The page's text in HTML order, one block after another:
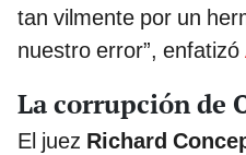
tan vilmente por un
nuestro error”, enfatizó
La corrupción de
El juez Richard